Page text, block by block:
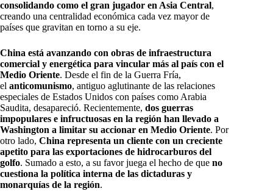
consolidando como el gran jugador en Asia Central,
creando una centralidad económica cada vez mayor de
países que gravitan en torno a su eje.
China está avanzando con obras de infraestructura
comercial y energética para vincular más al país con el
Medio Oriente. Desde el fin de la Guerra Fría,
el anticomunismo, antiguo aglutinante de las relaciones
especiales de Estados Unidos con países como Arabia
Saudita, desapareció. Recientemente, dos guerras
impopulares e infructuosas en la región han llevado a
Washington a limitar su accionar en Medio Oriente. Por
otro lado, China representa un cliente con un creciente
apetito para las exportaciones de hidrocarburos del
golfo. Sumado a esto, a su favor juega el hecho de que no
cuestiona la política interna de las dictaduras y
monarquías de la región.